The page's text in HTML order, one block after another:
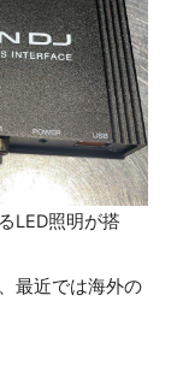
LED照明が搭
最近では海外の